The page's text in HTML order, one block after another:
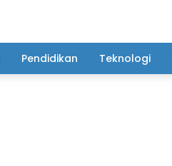
Pendidikan Teknologi